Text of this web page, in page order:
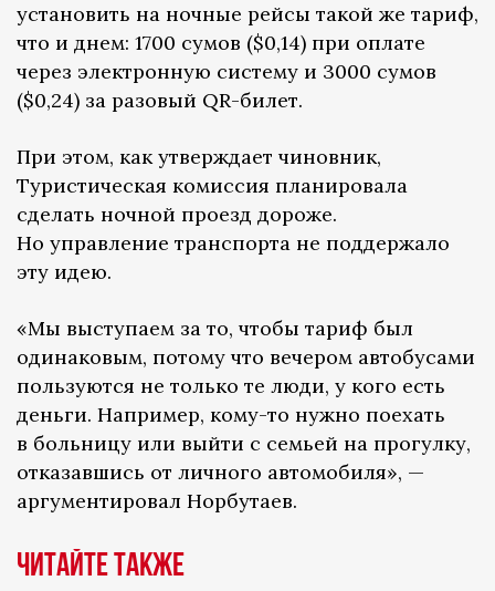
установить на ночные рейсы такой же тариф,
что и днем: 1700 сумов ($0,14) при оплате
через электронную систему и 3000 сумов
($0,24) за разовый QR-билет.
При этом, как утверждает чиновник,
Туристическая комиссия планировала
сделать ночной проезд дороже.
Но управление транспорта не поддержало
эту идею.
«Мы выступаем за то, чтобы тариф был
одинаковым, потому что вечером автобусами
пользуются не только те люди, у кого есть
деньги. Например, кому-то нужно поехать
в больницу или выйти с семьей на прогулку,
отказавшись от личного автомобиля», —
аргументировал Норбутаев.
Читайте также